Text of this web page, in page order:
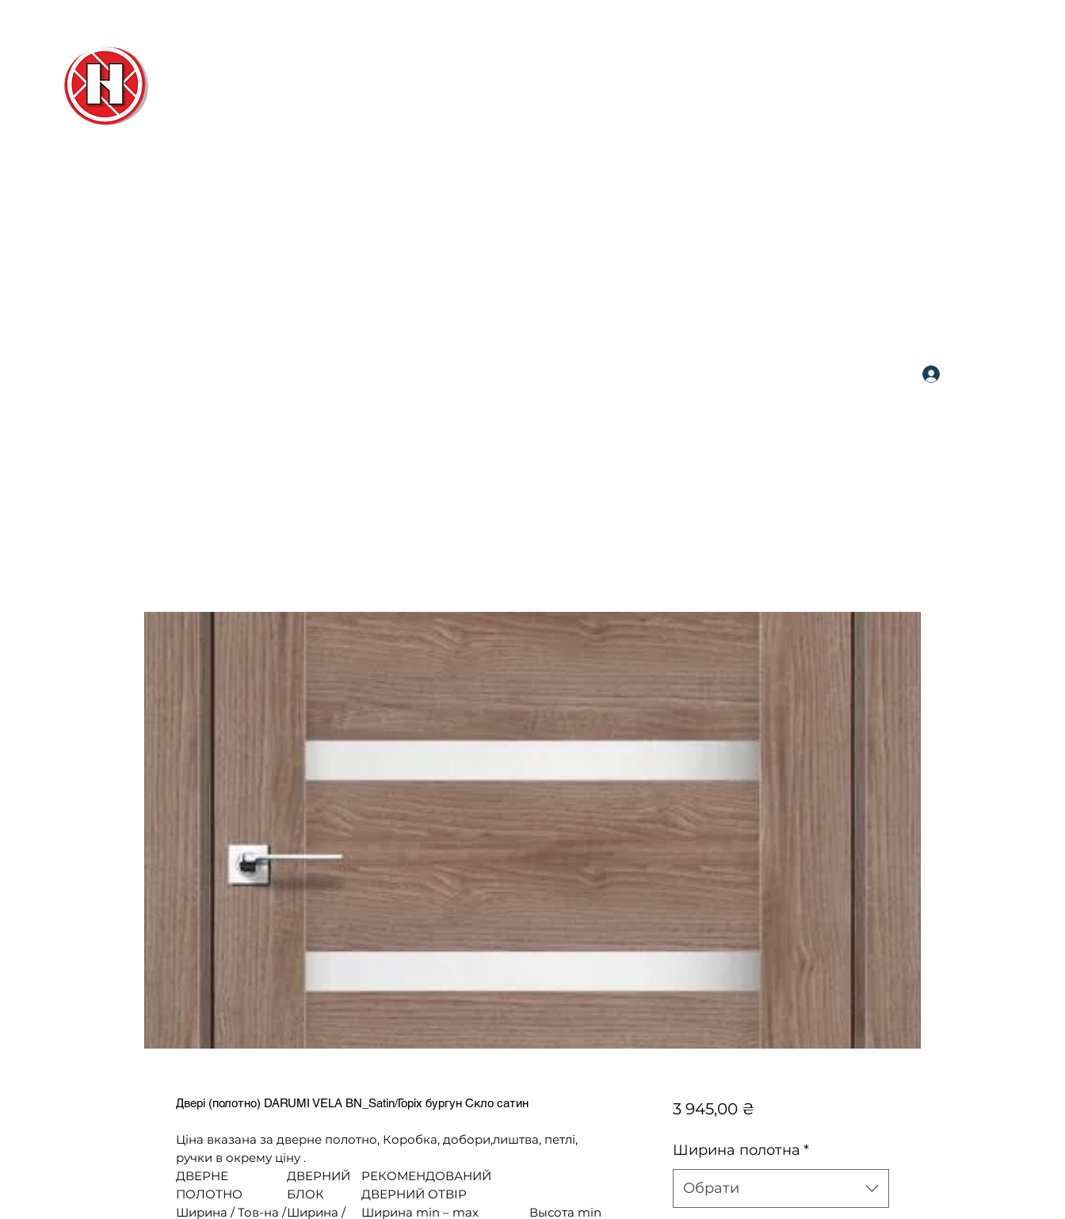
Двері (полотно) DARUMI VELA BN_Satin/Горіх бургун Скло сатин
Ціна вказана за дверне полотно, Коробка, добори,лиштва, петлі,
ручки в окрему ціну .
ДВЕРНЕ
ПОЛОТНО
ДВЕРНИЙ
БЛОК
РЕКОМЕНДОВАНИЙ
ДВЕРНИЙ ОТВІР
Ширина / Тов-на /Ширина /
Ширина min – max
Высота min
3 945,00 ₴
Ширина полотна *
Обрати